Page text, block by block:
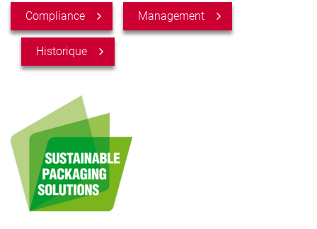
Compliance Management
Historique